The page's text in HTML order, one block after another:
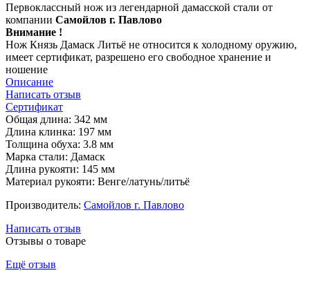
Первоклассный нож из легендарной дамасской стали от
компании Самойлов г. Павлово
Внимание !
Нож Князь Дамаск Литьё не относится к холодному оружию,
имеет сертификат, разрешено его свободное хранение и
ношение
Описание
Написать отзыв
Сертификат
Общая длина: 342 мм
Длина клинка: 197 мм
Толщина обуха: 3.8 мм
Марка стали: Дамаск
Длина рукояти: 145 мм
Материал рукояти: Венге/латунь/литьё
Производитель: Самойлов г. Павлово
Написать отзыв
Отзывы о товаре
Ещё отзыв